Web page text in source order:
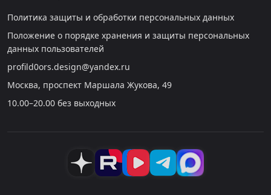
Политика защиты и обработки персональных данных
Положение о порядке хранения и защиты персональных
данных пользователей
profild0ors.design@yandex.ru
Москва, проспект Маршала Жукова, 49
10.00–20.00 без выходных